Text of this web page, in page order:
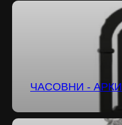
ЧАСОВНИ - АРКИ